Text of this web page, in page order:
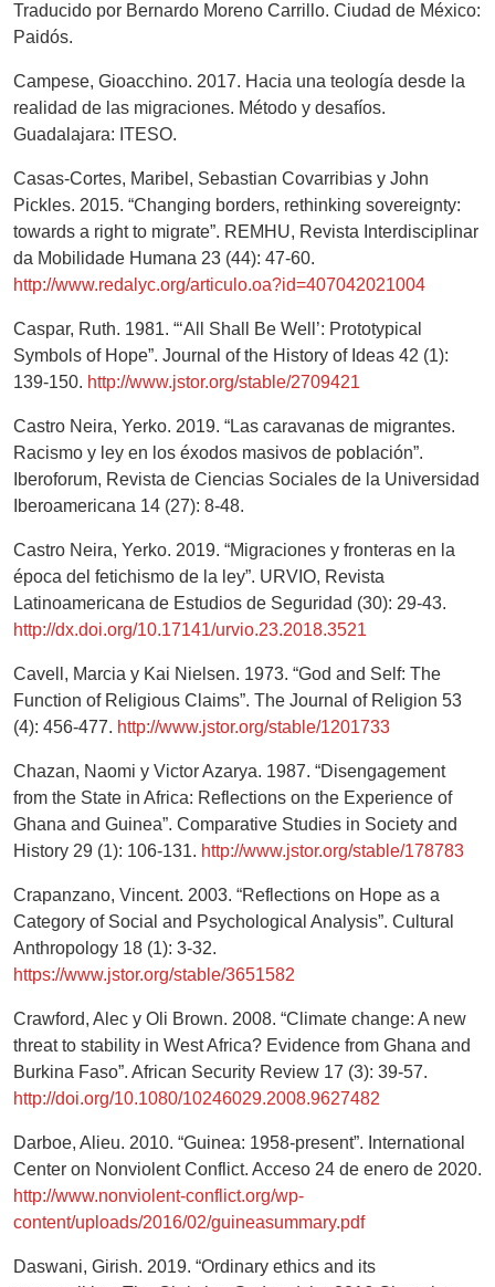
Traducido por Bernardo Moreno Carrillo. Ciudad de México:
Paidós.
Campese, Gioacchino. 2017. Hacia una teología desde la
realidad de las migraciones. Método y desafíos.
Guadalajara: ITESO.
Casas-Cortes, Maribel, Sebastian Covarribias y John
Pickles. 2015. “Changing borders, rethinking sovereignty:
towards a right to migrate”. REMHU, Revista Interdisciplinar
da Mobilidade Humana 23 (44): 47-60.
http://www.redalyc.org/articulo.oa?id=407042021004
Caspar, Ruth. 1981. “‘All Shall Be Well’: Prototypical
Symbols of Hope”. Journal of the History of Ideas 42 (1):
139-150. http://www.jstor.org/stable/2709421
Castro Neira, Yerko. 2019. “Las caravanas de migrantes.
Racismo y ley en los éxodos masivos de población”.
Iberoforum, Revista de Ciencias Sociales de la Universidad
Iberoamericana 14 (27): 8-48.
Castro Neira, Yerko. 2019. “Migraciones y fronteras en la
época del fetichismo de la ley”. URVIO, Revista
Latinoamericana de Estudios de Seguridad (30): 29-43.
http://dx.doi.org/10.17141/urvio.23.2018.3521
Cavell, Marcia y Kai Nielsen. 1973. “God and Self: The
Function of Religious Claims”. The Journal of Religion 53
(4): 456-477. http://www.jstor.org/stable/1201733
Chazan, Naomi y Victor Azarya. 1987. “Disengagement
from the State in Africa: Reflections on the Experience of
Ghana and Guinea”. Comparative Studies in Society and
History 29 (1): 106-131. http://www.jstor.org/stable/178783
Crapanzano, Vincent. 2003. “Reflections on Hope as a
Category of Social and Psychological Analysis”. Cultural
Anthropology 18 (1): 3-32.
https://www.jstor.org/stable/3651582
Crawford, Alec y Oli Brown. 2008. “Climate change: A new
threat to stability in West Africa? Evidence from Ghana and
Burkina Faso”. African Security Review 17 (3): 39-57.
http://doi.org/10.1080/10246029.2008.9627482
Darboe, Alieu. 2010. “Guinea: 1958-present”. International
Center on Nonviolent Conflict. Acceso 24 de enero de 2020.
http://www.nonviolent-conflict.org/wp-
content/uploads/2016/02/guineasummary.pdf
Daswani, Girish. 2019. “Ordinary ethics and its